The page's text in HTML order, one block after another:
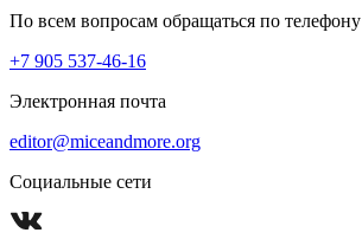
По всем вопросам обращаться по телефону
+7 905 537-46-16
Электронная почта
editor@miceandmore.org
Социальные сети